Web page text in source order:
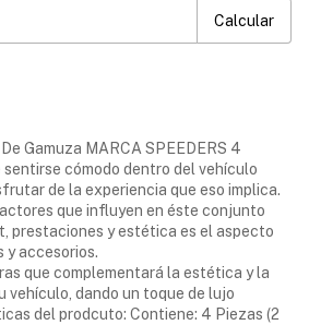
Calcular
Gamuza MARCA SPEEDERS 4
sentirse cómodo dentro del vehículo
de la experiencia que eso implica.
que influyen en éste conjunto
prestaciones y estética es el aspecto
y accesorios.
que complementará la estética y la
vehículo, dando un toque de lujo
del prodcuto: Contiene: 4 Piezas (2